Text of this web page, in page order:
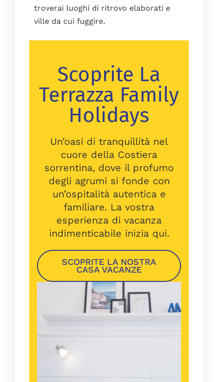
troverai luoghi di ritrovo elaborati e
ville da cui fuggire.
Scoprite La
Terrazza Family
Holidays
Un’oasi di tranquillità nel
cuore della Costiera
sorrentina, dove il profumo
degli agrumi si fonde con
un’ospitalità autentica e
familiare. La vostra
esperienza di vacanza
indimenticabile inizia qui.
SCOPRITE LA NOSTRA
CASA VACANZE